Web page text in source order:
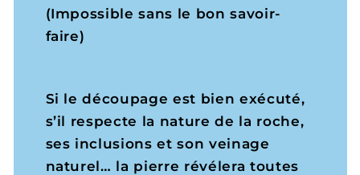
(Impossible sans le bon savoir-
faire)
Si le découpage est bien exécuté,
s’il respecte la nature de la roche,
ses inclusions et son veinage
naturel… la pierre révélera toutes